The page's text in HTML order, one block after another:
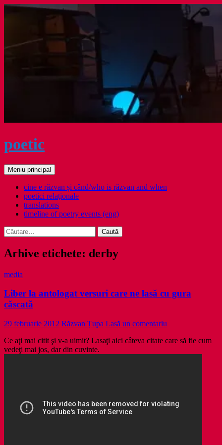
Sari
poetic
Caută
Meniu principal
cine e răzvan și când/who is răzvan and when
poetici relaţionale
translations
timeline of poetry events (eng)
Caută
după:
Arhive etichete: derby
media
Liber la antologat versuri care ne lasă cu gura
căscată
29 februarie 2012 Răzvan Țupa Lasă un comentariu
Ce aţi mai citit şi v-a uimit? Lasaţi aici câteva citate care să fie cum
vedeţi mai jos, dar din cuvinte.